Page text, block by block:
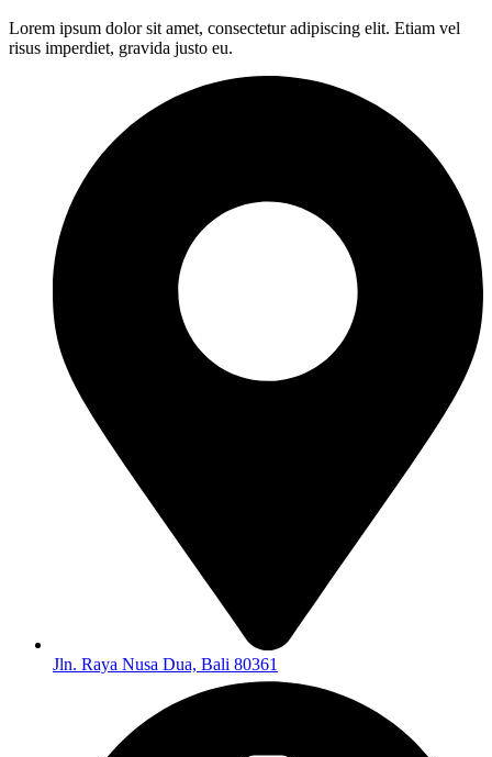
Lorem ipsum dolor sit amet, consectetur adipiscing elit. Etiam vel
risus imperdiet, gravida justo eu.
Jln. Raya Nusa Dua, Bali 80361